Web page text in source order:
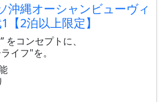
沖縄オーシャンビューヴィ
【2泊以上限定】
をコンセプトに、
イフ"を。